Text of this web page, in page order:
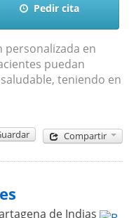
Pedir cita
personalizada en
puedan
teniendo en
Compartir
de Indias